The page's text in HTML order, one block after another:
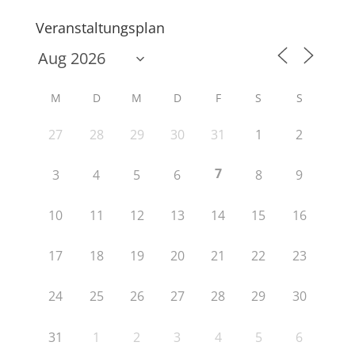
Veranstaltungsplan
M D M D F S S
27 28 29 30 31 1 2
3 4 5 6 7 8 9
10 11 12 13 14 15 16
17 18 19 20 21 22 23
24 25 26 27 28 29 30
31 1 2 3 4 5 6